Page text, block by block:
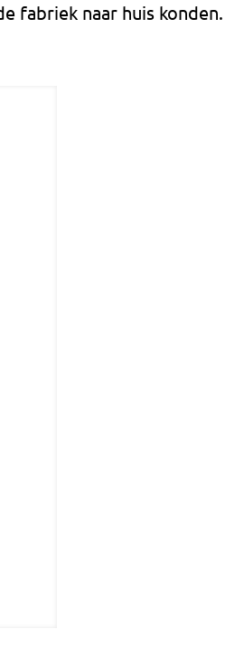
fabriek naar huis konden.